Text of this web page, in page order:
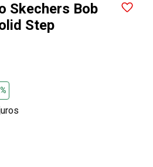
Skechers Bob
Step